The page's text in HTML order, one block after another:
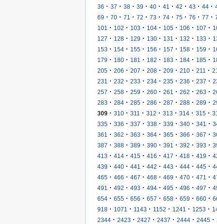
36 · 37 · 38 · 39 · 40 · 41 · 42 · 43 · 44 ·
69 · 70 · 71 · 72 · 73 · 74 · 75 · 76 · 77 ·
101
· 102 · 103 · 104 · 105 · 106 · 107 ·
127 · 128 · 129 · 130 · 131 · 132 · 133 ·
153 · 154 · 155 · 156 · 157 · 158 · 159 ·
179 · 180 · 181 · 182 · 183 · 184 · 185 ·
205 · 206 · 207 · 208 · 209 · 210 · 211 ·
231
· 232 · 233 · 234 · 235 · 236 · 237 ·
257 · 258 · 259 · 260 · 261 · 262 · 263 ·
283 · 284 · 285 · 286 · 287 · 288 · 289 ·
309 · 310 · 311 · 312 · 313 · 314 · 315 ·
335 · 336 · 337 · 338 · 339 · 340 · 341 ·
361
· 362 · 363 · 364 · 365 · 366 · 367 ·
387 · 388 · 389 · 390 · 391 · 392 · 393 ·
413 · 414 · 415 · 416 · 417 · 418 · 419 ·
439 · 440 · 441 · 442 · 443 · 444 · 445 ·
465 · 466 · 467 · 468 · 469 · 470 · 471 ·
491
· 492 · 493 · 494 · 495 · 496 · 497 ·
654 · 655 · 656 · 657 · 658 · 659 · 660 ·
918 · 1071 · 1143 · 1152 · 1241 · 1253 ·
2344 · 2423 · 2427 · 2437 · 2444 · 2445 ·